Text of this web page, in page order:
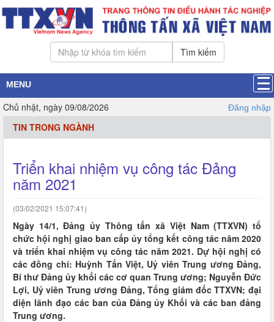
Tìm kiếm
MENU
Chủ nhật, ngày 09/08/2026 Đăng nhập
TIN TRONG NGÀNH
Triển khai nhiệm vụ công tác Đảng
năm 2021
(03/02/2021 15:07:41)
Ngày 14/1, Đảng ủy Thông tấn xã Việt Nam (TTXVN) tổ
chức hội nghị giao ban cấp ủy tổng kết công tác năm 2020
và triển khai nhiệm vụ công tác năm 2021. Dự hội nghị có
các đồng chí: Huỳnh Tấn Việt, Uỷ viên Trung ương Đảng,
Bí thư Đảng ủy khối các cơ quan Trung ương; Nguyễn Đức
Lợi, Uỷ viên Trung ương Đảng, Tổng giám đốc TTXVN; đại
diện lãnh đạo các ban của Đảng ủy Khối và các ban đảng
Trung ương.